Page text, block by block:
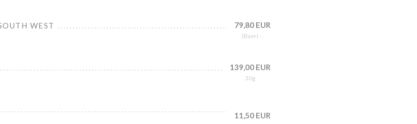
WEST 79,80 EUR
(Baeri - .
139,00 EUR
30g
11,50 EUR